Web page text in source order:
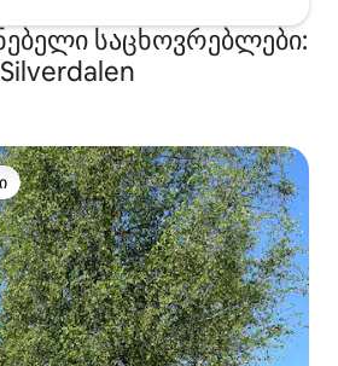
საცხოვრებლები:
Silverdalen
ვარიანტი